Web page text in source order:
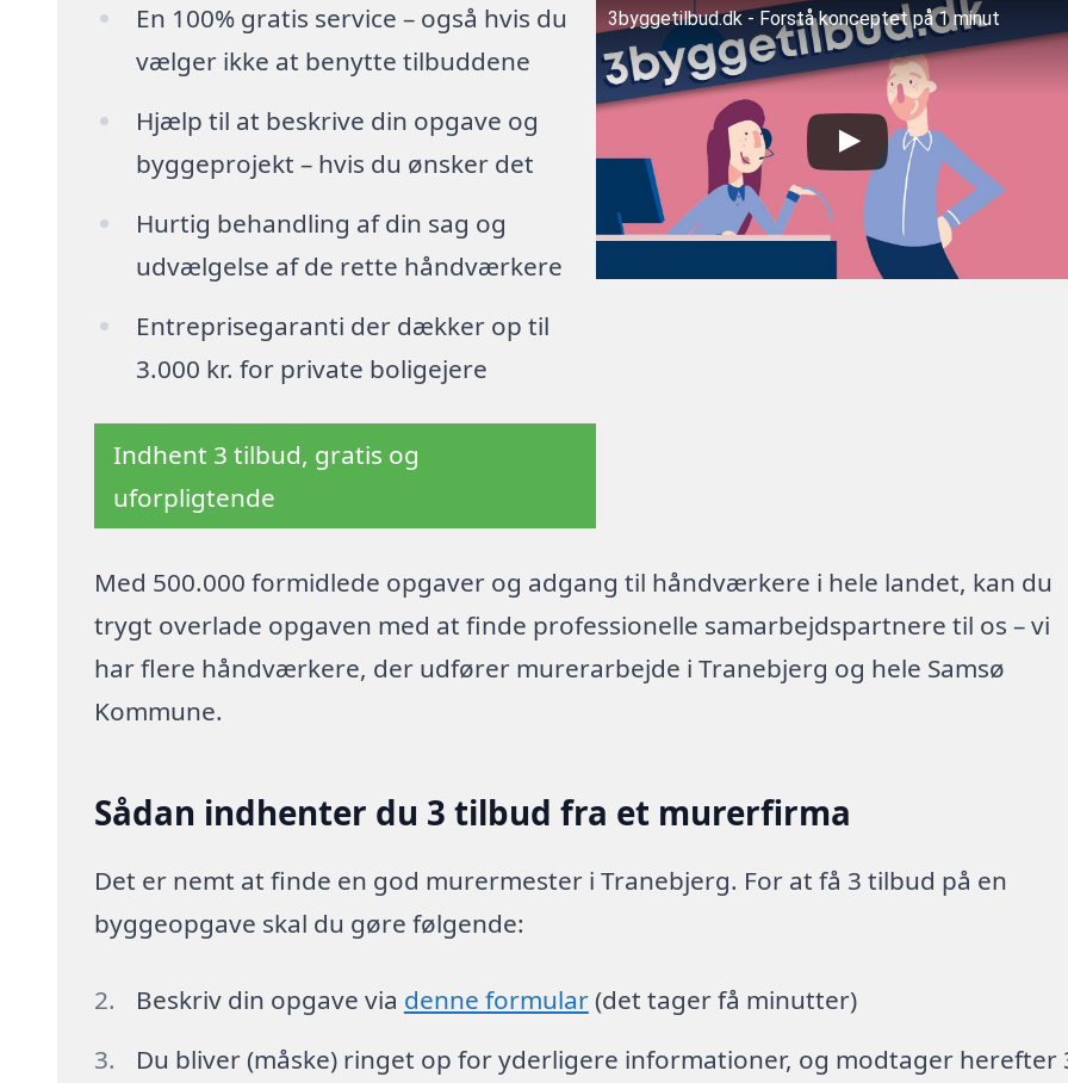
En 100% gratis service – også hvis du
vælger ikke at benytte tilbuddene
Hjælp til at beskrive din opgave og
byggeprojekt – hvis du ønsker det
Hurtig behandling af din sag og
udvælgelse af de rette håndværkere
Entreprisegaranti der dækker op til
3.000 kr. for private boligejere
Indhent 3 tilbud, gratis og
uforpligtende
3byggetilbud.dk - Forstå konceptet på 1 minut
Med 500.000 formidlede opgaver og adgang til håndværkere i hele landet, kan du
trygt overlade opgaven med at finde professionelle samarbejdspartnere til os – vi
har flere håndværkere, der udfører murerarbejde i Tranebjerg og hele Samsø
Kommune.
Sådan indhenter du 3 tilbud fra et murerfirma
Det er nemt at finde en god murermester i Tranebjerg. For at få 3 tilbud på en
byggeopgave skal du gøre følgende:
Beskriv din opgave via denne formular(det tager få minutter)
Du bliver (måske) ringet op for yderligere informationer, og modtager herefter